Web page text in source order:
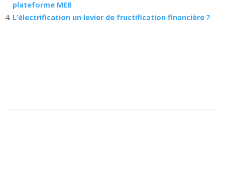
plateforme MEB
L’électrification un levier de fructification financière ?